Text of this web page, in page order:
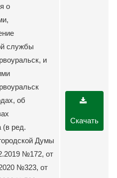
о
службы
и
об
(в ред.
Думы
№172, от
№323, от
Скачать